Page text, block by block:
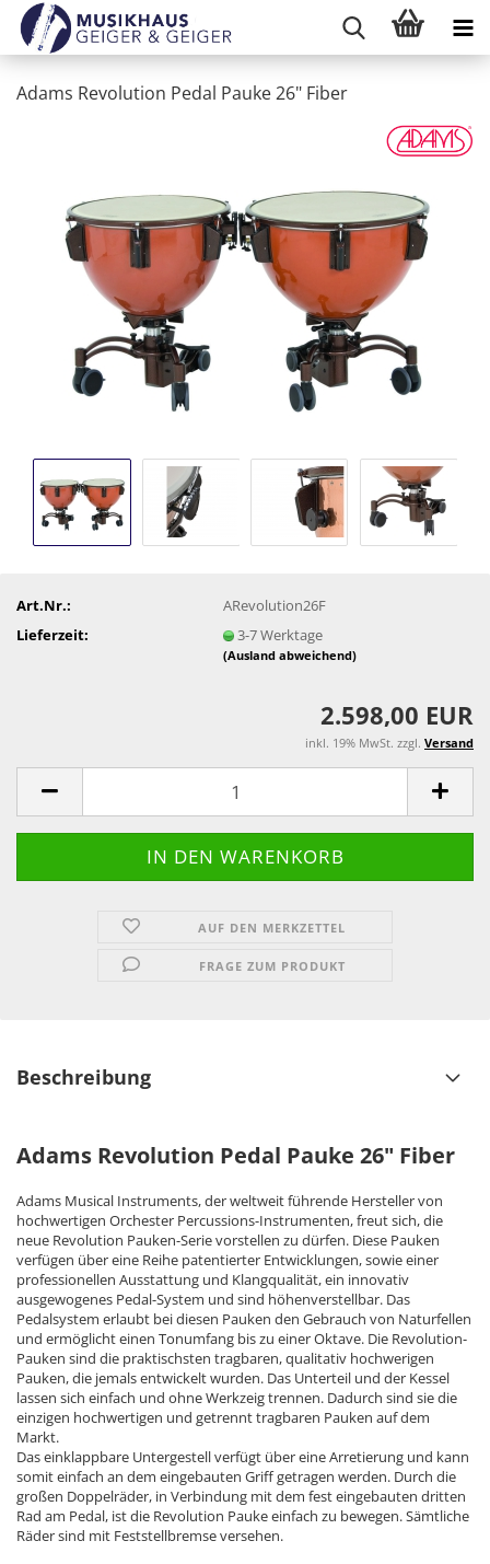
Adams Revolution Pedal Pauke 26" Fiber
Art.Nr.:
ARevolution26F
Lieferzeit:
3-7 Werktage
(Ausland abweichend)
2.598,00 EUR
inkl. 19% MwSt. zzgl. Versand
AUF DEN MERKZETTEL
FRAGE ZUM PRODUKT
Beschreibung
Adams Revolution Pedal Pauke 26" Fiber
Adams Musical Instruments, der weltweit führende Hersteller von
hochwertigen Orchester Percussions-Instrumenten, freut sich, die
neue Revolution Pauken-Serie vorstellen zu dürfen. Diese Pauken
verfügen über eine Reihe patentierter Entwicklungen, sowie einer
professionellen Ausstattung und Klangqualität, ein innovativ
ausgewogenes Pedal-System und sind höhenverstellbar. Das
Pedalsystem erlaubt bei diesen Pauken den Gebrauch von Naturfellen
und ermöglicht einen Tonumfang bis zu einer Oktave. Die Revolution-
Pauken sind die praktischsten tragbaren, qualitativ hochwerigen
Pauken, die jemals entwickelt wurden. Das Unterteil und der Kessel
lassen sich einfach und ohne Werkzeig trennen. Dadurch sind sie die
einzigen hochwertigen und getrennt tragbaren Pauken auf dem
Markt.
Das einklappbare Untergestell verfügt über eine Arretierung und kann
somit einfach an dem eingebauten Griff getragen werden. Durch die
großen Doppelräder, in Verbindung mit dem fest eingebauten dritten
Rad am Pedal, ist die Revolution Pauke einfach zu bewegen. Sämtliche
Räder sind mit Feststellbremse versehen.